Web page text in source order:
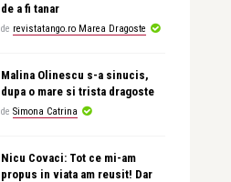
de a fi tanar
de revistatango.ro Marea Dragoste
Malina Olinescu s-a sinucis,
dupa o mare si trista dragoste
de Simona Catrina
Nicu Covaci: Tot ce mi-am
propus in viata am reusit! Dar